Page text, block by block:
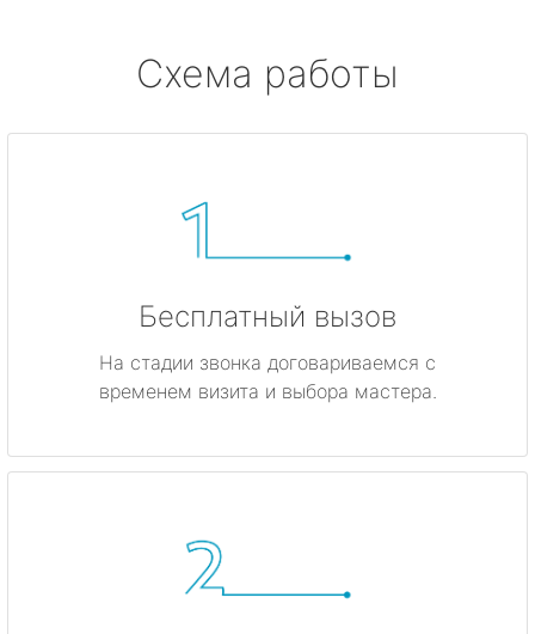
Схема работы
Бесплатный вызов
На стадии звонка договариваемся с
временем визита и выбора мастера.